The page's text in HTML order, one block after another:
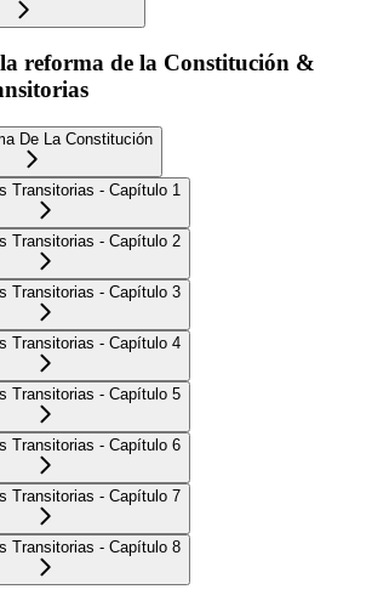
reforma de la Constitución &
De La Constitución
Transitorias - Capítulo 1
Transitorias - Capítulo 2
Transitorias - Capítulo 3
Transitorias - Capítulo 4
Transitorias - Capítulo 5
Transitorias - Capítulo 6
Transitorias - Capítulo 7
Transitorias - Capítulo 8